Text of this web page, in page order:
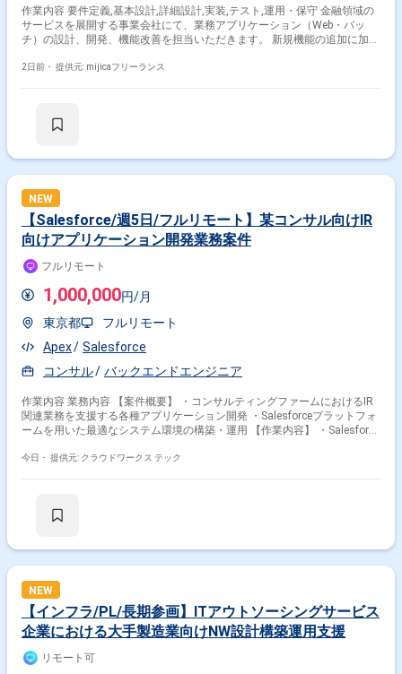
作業内容 要件定義,基本設計,詳細設計,実装,テスト,運用・保守 金融領域の
サービスを展開する事業会社にて、業務アプリケーション（Web・バッ
チ）の設計、開発、機能改善を担当いただきます。 新規機能の追加に加え
ら実装、運用までを一貫して進める体制です。 サーバーサイドは Java を
プを持って動ける方に適しています。 入場後の初日から数日間は出社が必
2日前・ 提供元: mijicaフリーランス
NEW
【Salesforce/週5日/フルリモート】某コンサル向けIR
向けアプリケーション開発業務案件
フルリモート
1,000,000円/月
東京都
フルリモート
Apex
Salesforce
コンサル
バックエンドエンジニア
作業内容 業務内容 【案件概要】 ・コンサルティングファームにおけるIR
関連業務を支援する各種アプリケーション開発 ・Salesforceプラットフォ
ームを用いた最適なシステム環境の構築・運用 【作業内容】 ・Salesforce
設定およびカスタム開発（Apex/LWC等） ・案件推進に伴うテスト、リリ
今日・ 提供元: クラウドワークス テック
NEW
【インフラ/PL/長期参画】ITアウトソーシングサービス
企業における大手製造業向けNW設計構築運用支援
リモート可